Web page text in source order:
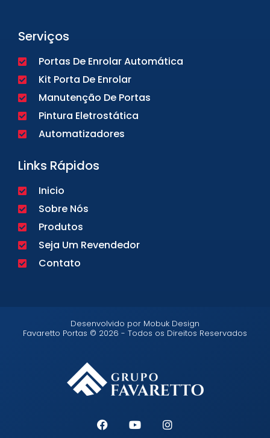
Serviços
Portas De Enrolar Automática
Kit Porta De Enrolar
Manutenção De Portas
Pintura Eletrostática
Automatizadores
Links Rápidos
Inicio
Sobre Nós
Produtos
Seja Um Revendedor
Contato
Desenvolvido por Mobuk Design
Favaretto Portas © 2026 - Todos os Direitos Reservados